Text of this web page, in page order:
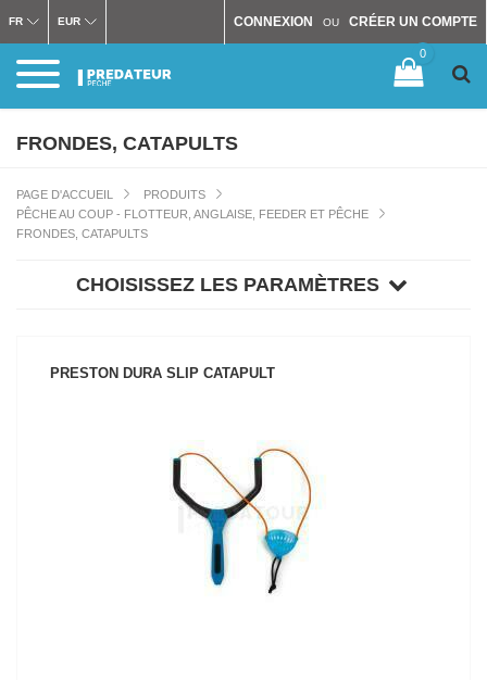
CONNEXION OU CRÉER UN COMPTE
FR EUR
0
FRONDES, CATAPULTS
PAGE D'ACCUEIL
PRODUITS
PÊCHE AU COUP - FLOTTEUR, ANGLAISE, FEEDER ET PÊCHE
FRONDES, CATAPULTS
CHOISISSEZ LES PARAMÈTRES
PRESTON DURA SLIP CATAPULT
VOIR LE PRODUIT